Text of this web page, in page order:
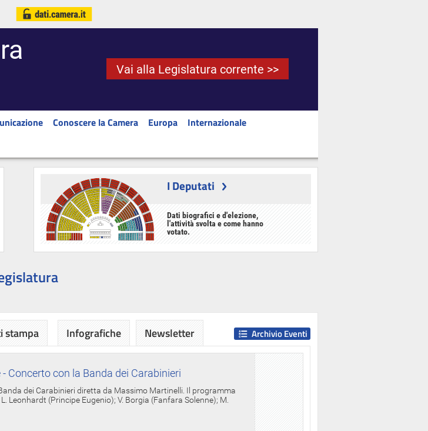
Vai alla Legislatura corrente >>
Conoscere la Camera Europa
Internazionale
I Deputati
Dati biografici e d'elezione,
l'attività svolta e come hanno
votato.
Concerto con la Banda dei Carabinieri
dei Carabinieri diretta da Massimo Martinelli. Il programma
Leonhardt (Principe Eugenio); V. Borgia (Fanfara Solenne); M.
Archivio Eventi
stampa Infografiche Newsletter